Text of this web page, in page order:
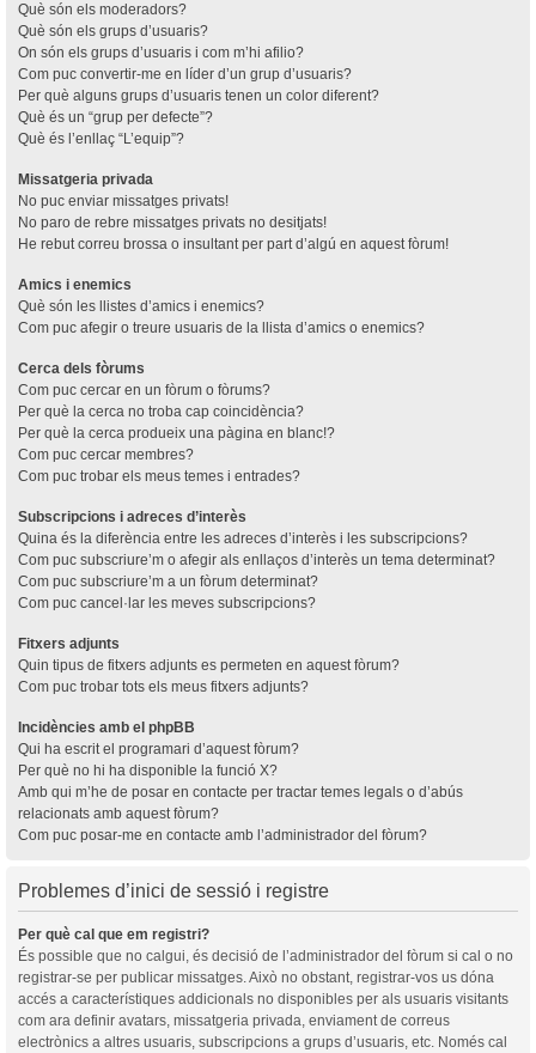
Què són els moderadors?
Què són els grups d’usuaris?
On són els grups d’usuaris i com m’hi afilio?
Com puc convertir-me en líder d’un grup d’usuaris?
Per què alguns grups d’usuaris tenen un color diferent?
Què és un “grup per defecte”?
Què és l’enllaç “L’equip”?
Missatgeria privada
No puc enviar missatges privats!
No paro de rebre missatges privats no desitjats!
He rebut correu brossa o insultant per part d’algú en aquest fòrum!
Amics i enemics
Què són les llistes d’amics i enemics?
Com puc afegir o treure usuaris de la llista d’amics o enemics?
Cerca dels fòrums
Com puc cercar en un fòrum o fòrums?
Per què la cerca no troba cap coincidència?
Per què la cerca produeix una pàgina en blanc!?
Com puc cercar membres?
Com puc trobar els meus temes i entrades?
Subscripcions i adreces d’interès
Quina és la diferència entre les adreces d’interès i les subscripcions?
Com puc subscriure’m o afegir als enllaços d’interès un tema determinat?
Com puc subscriure’m a un fòrum determinat?
Com puc cancel·lar les meves subscripcions?
Fitxers adjunts
Quin tipus de fitxers adjunts es permeten en aquest fòrum?
Com puc trobar tots els meus fitxers adjunts?
Incidències amb el phpBB
Qui ha escrit el programari d’aquest fòrum?
Per què no hi ha disponible la funció X?
Amb qui m’he de posar en contacte per tractar temes legals o d’abús
relacionats amb aquest fòrum?
Com puc posar-me en contacte amb l’administrador del fòrum?
Problemes d’inici de sessió i registre
Per què cal que em registri?
És possible que no calgui, és decisió de l’administrador del fòrum si cal o no
registrar-se per publicar missatges. Això no obstant, registrar-vos us dóna
accés a característiques addicionals no disponibles per als usuaris visitants
com ara definir avatars, missatgeria privada, enviament de correus
electrònics a altres usuaris, subscripcions a grups d’usuaris, etc. Només cal